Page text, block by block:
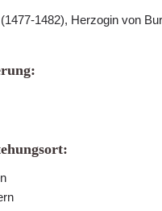
1482), Herzogin von